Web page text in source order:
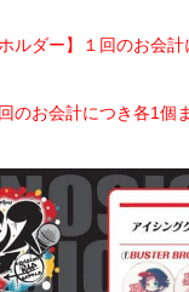
ルダー】１回のお会
のお会計につき各1個